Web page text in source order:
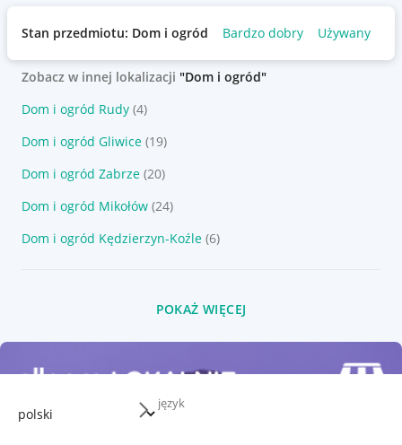
język
Stan przedmiotu: Dom i ogród Bardzo dobry Używany
Zobacz w innej lokalizacji "Dom i ogród"
Dom i ogród Rudy (4)
Dom i ogród Gliwice (19)
Dom i ogród Zabrze (20)
Dom i ogród Mikołów (24)
Dom i ogród Kędzierzyn-Koźle (6)
POKAŻ WIĘCEJ